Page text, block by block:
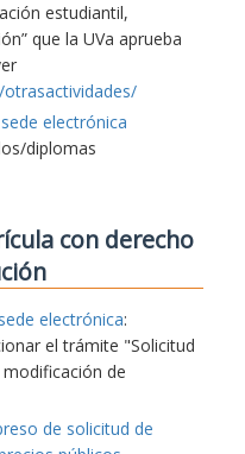
estudiantil,
que la UVa aprueba
sede electrónica
diplomas
con derecho
sede electrónica:
el trámite "Solicitud
de
de solicitud de